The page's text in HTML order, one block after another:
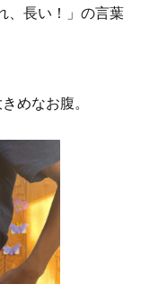
、長い！」の言葉
めなお腹。